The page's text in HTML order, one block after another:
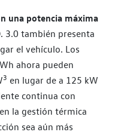
una potencia máxima
3.0 también presenta
el vehículo. Los
ahora pueden
3 en lugar de a 125 kW
continua con
la gestión térmica
sea aún más